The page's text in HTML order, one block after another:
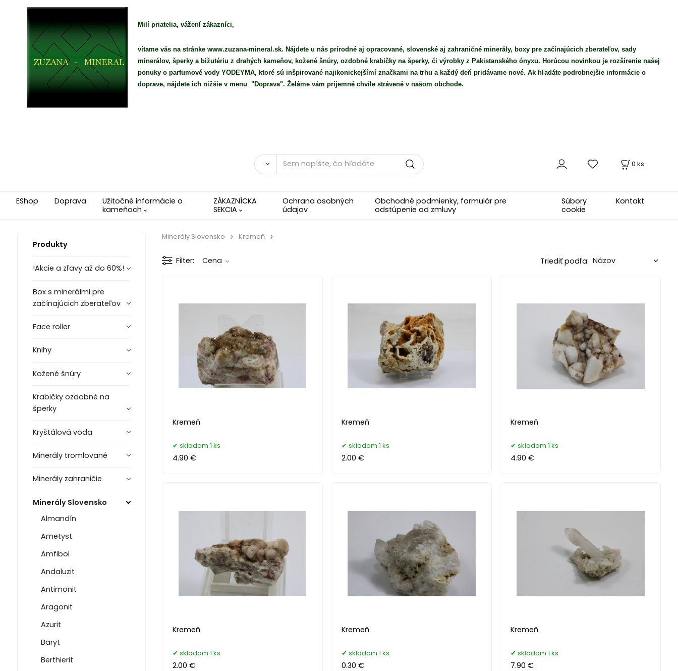
Milí priatelia, vážení zákazníci,
vítame vás na stránke www.zuzana-mineral.sk. Nájdete u nás prírodné aj opracované, slovenské aj zahraničné minerály, boxy pre začínajúcich zberateľov, sady
minerálov, šperky a bižutériu z drahých kameňov, kožené šnúry, ozdobné krabičky na šperky, či výrobky z Pakistanského ónyxu. Horúcou novinkou je rozšírenie našej
ponuky o parfumové vody YODEYMA, ktoré sú inšpirované najikonickejšímí značkami na trhu a každý deň pridávame nové. Ak hľadáte podrobnejšie informácie o
doprave, nájdete ich nižšie v menu "Doprava". Želáme vám príjemné chvíle strávené v našom obchode.
0 ks
EShop Doprava
Užitočné informácie o
kameňoch
ZÁKAZNÍCKA
SEKCIA
Ochrana osobných
údajov
Obchodné podmienky, formulár pre
odstúpenie od zmluvy
Súbory
cookie
Kontakt
Produkty
!Akcie a zľavy až do 60%!
Box s minerálmi pre
začínajúcich zberateľov
Face roller
Knihy
Kožené šnúry
Krabičky ozdobné na
šperky
Kryštálová voda
Minerály tromlované
Minerály zahraničie
Minerály Slovensko
Almandín
Ametyst
Amfibol
Andaluzit
Antimonit
Aragonit
Azurit
Baryt
Berthierit
Minerály Slovensko Kremeň
Filter Cena Triediť podľa:
Kremeň
skladom 1 ks
4.90 €
Kremeň
skladom 1 ks
2.00 €
Kremeň
skladom 1 ks
4.90 €
Kremeň
skladom 1 ks
2.00 €
Kremeň
skladom 1 ks
0.30 €
Kremeň
skladom 1 ks
7.90 €